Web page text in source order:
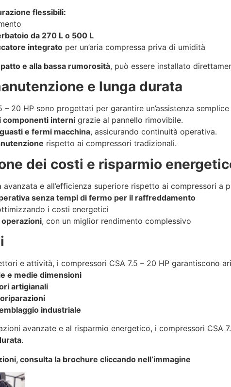
flessibili:
da 270 L o 500 L
integrato per un’aria compressa priva di umidità
e alla bassa rumorosità, può essere installato
e lunga durata
– 20 HP sono progettati per garantire un’assistenza
componenti interni grazie al pannello rimovibile.
e fermi macchina, assicurando continuità operativa.
rispetto ai compressori tradizionali.
dei costi e risparmio
avanzata e all’efficienza superiore rispetto ai compressori a
senza tempi di fermo per il raffreddamento
i costi energetici
operazioni, con un miglior rendimento complessivo
e attività, i compressori CSA 7.5 – 20 HP garantiscono
e medie dimensioni
artigianali
industriale
avanzate e al risparmio energetico, i compressori CSA
.
consulta la brochure cliccando nell’immagine